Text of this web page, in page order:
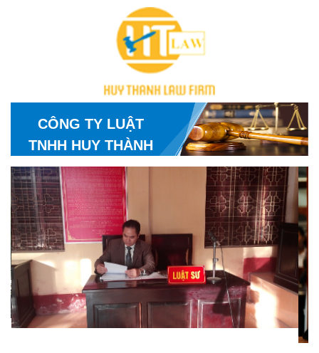
CÔNG TY LUẬT
TNHH HUY THÀNH